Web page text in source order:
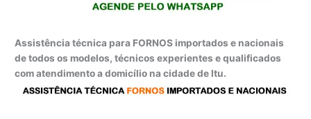
Assistência técnica para FORNOS importados e nacionais
de todos os modelos, técnicos experientes e qualificados
com atendimento a domicílio na cidade de Itu.